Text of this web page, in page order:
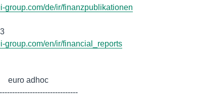
group.com/de/ir/finanzpublikationen
group.com/en/ir/financial_reports
euro adhoc